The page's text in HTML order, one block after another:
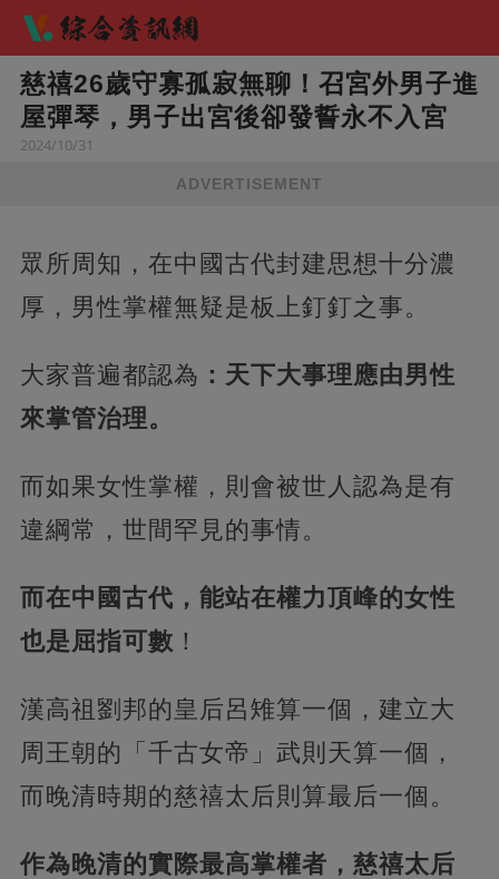
慈禧26歲守寡孤寂無聊！召宮外男子進
屋彈琴，男子出宮後卻發誓永不入宮
2024/10/31
ADVERTISEMENT
眾所周知，在中國古代封建思想十分濃
厚，男性掌權無疑是板上釘釘之事。
大家普遍都認為 ：天下大事理應由男性
來掌管治理。
而如果女性掌權，則會被世人認為是有
違綱常，世間罕見的事情。
而在中國古代，能站在權力頂峰的女性
也是屈指可數 ！
漢高祖劉邦的皇后呂雉算一個，建立大
周王朝的「千古女帝」武則天算一個，
而晚清時期的慈禧太后則算最后一個。
作為晚清的實際最高掌權者，慈禧太后